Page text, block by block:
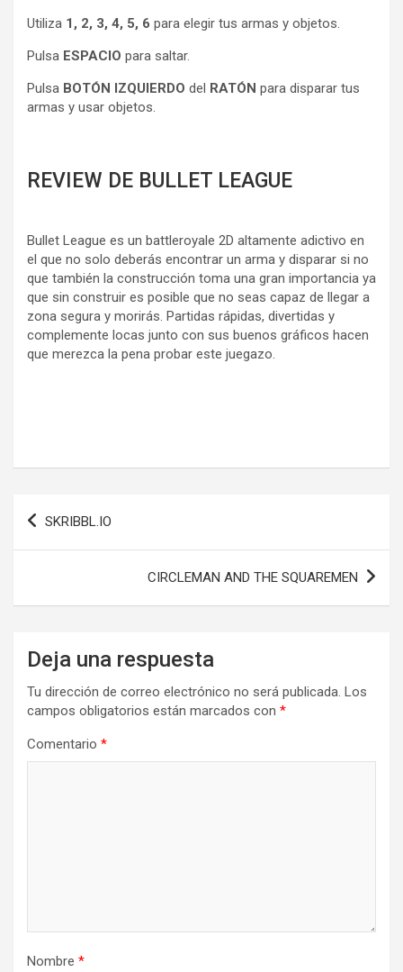
Utiliza 1, 2, 3, 4, 5, 6 para elegir tus armas y objetos.
Pulsa ESPACIO para saltar.
Pulsa BOTÓN IZQUIERDO del RATÓN para disparar tus
armas y usar objetos.
REVIEW DE BULLET LEAGUE
Bullet League es un battleroyale 2D altamente adictivo en
el que no solo deberás encontrar un arma y disparar si no
que también la construcción toma una gran importancia ya
que sin construir es posible que no seas capaz de llegar a
zona segura y morirás. Partidas rápidas, divertidas y
complemente locas junto con sus buenos gráficos hacen
que merezca la pena probar este juegazo.
Navegación
SKRIBBL.IO
CIRCLEMAN AND THE SQUAREMEN
Deja una respuesta
Tu dirección de correo electrónico no será publicada. Los
campos obligatorios están marcados con *
Comentario *
Nombre *